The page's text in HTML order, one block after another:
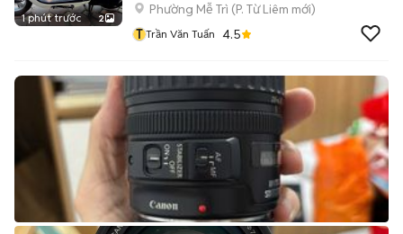
1 phút trước 2
Phường Mễ Trì (P. Từ Liêm mới)
T Trần Văn Tuấn 4.5